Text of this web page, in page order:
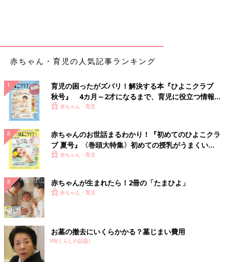
赤ちゃん・育児の人気記事ランキング
育児の困ったがズバリ！解決する本『ひよこクラブ
秋号』 4カ月～2才になるまで、育児に役立つ情報が
いっぱい！
赤ちゃん・育児
赤ちゃんのお世話まるわかり！『初めてのひよこクラ
ブ 夏号』〈巻頭大特集〉初めての授乳がうまくい
く！ おっぱい・ミルクの基本と夏のトラブル 解決テ
赤ちゃん・育児
赤ちゃんが生まれたら！2冊の「たまひよ」
赤ちゃん・育児
お墓の撤去にいくらかかる？墓じまい費用
PR(くらしの話題)